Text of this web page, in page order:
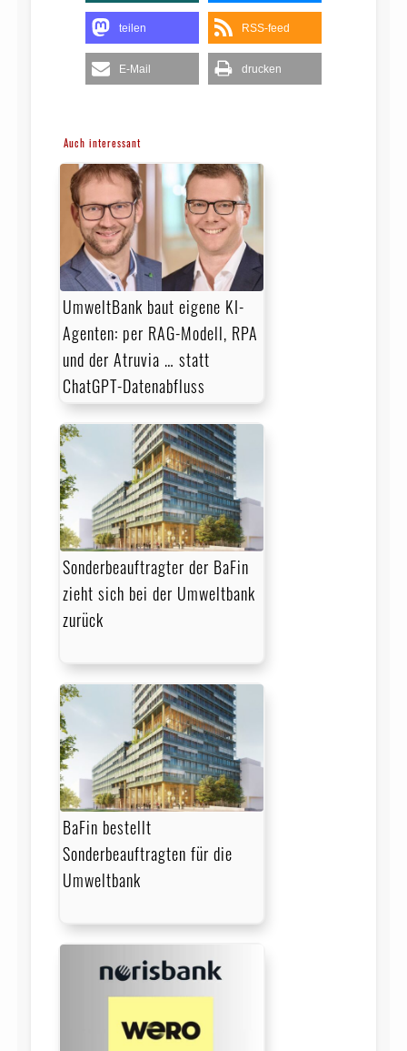
teilen RSS-feed
E-Mail drucken
Auch interessant
UmweltBank baut eigene KI-
Agenten: per RAG-Modell, RPA
und der Atruvia … statt
ChatGPT-Datenabfluss
Sonderbeauftragter der BaFin
zieht sich bei der Umweltbank
zurück
BaFin bestellt
Sonderbeauftragten für die
Umweltbank